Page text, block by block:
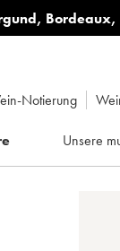
, Bordeaux,
Notierung
Unsere